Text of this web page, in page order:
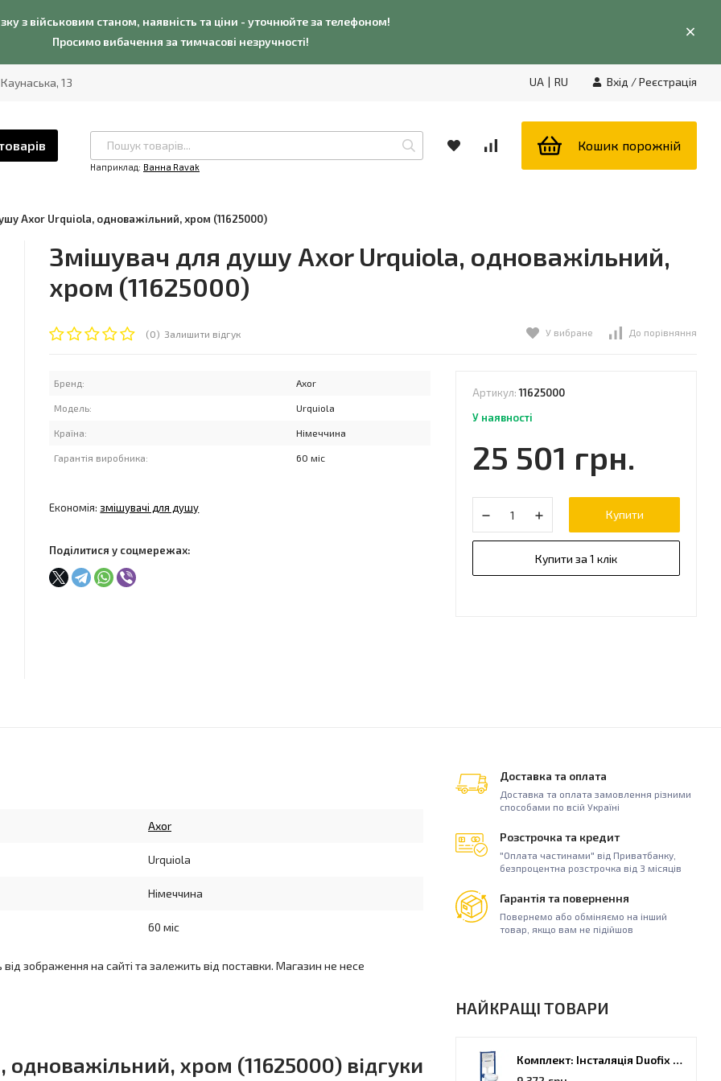
з військовим станом, наявність та ціни - уточнюйте за телефоном!
Просимо вибачення за тимчасові незручності!
13 UA | RU Вхід /Реєстрація
Наприклад: Ванна Ravak
Кошик порожній
Axor Urquiola, одноважільний, хром (11625000)
Змішувач для душу Axor Urquiola, одноважільний,
хром (11625000)
(0) Залишити відгук У вибране До порівняння
Бренд: Axor
Модель: Urquiola
Країна: Німеччина
Гарантія виробника: 60 міс
Економія: змішувачі для душу
Поділитися у соцмережах:
Артикул:11625000
У наявності
25 501 грн.
Купити
Купити за 1 клік
Доставка та оплата
Доставка та оплата замовлення різними
способами по всій Україні
Розстрочка та кредит
"Оплата частинами" від Приватбанку,
безпроцентна розстрочка від 3 місяців
Гарантія та повернення
Повернемо або обміняємо на інший
товар, якщо вам не підійшов
НАЙКРАЩІ ТОВАРИ
Комплект: Інсталяція Duofix PRO 20 + унітаз Kolo Idol (118.315.21.2)
Axor
Urquiola
Німеччина
60 міс
зображення на сайті та залежить від поставки. Магазин не несе
хром (11625000) відгуки